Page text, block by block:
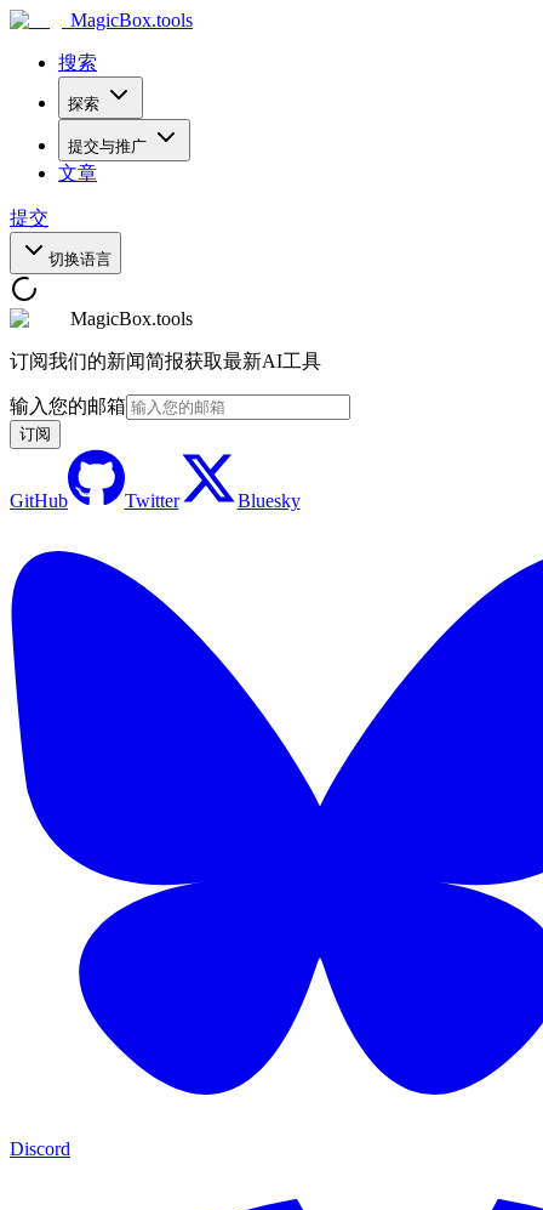
MagicBox.tools
搜索
探索
提交与推广
文章
提交
切换语言
MagicBox.tools
订阅我们的新闻简报获取最新AI工具
输入您的邮箱
订阅
GitHub Twitter Bluesky
Discord